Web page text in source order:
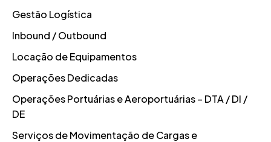
Gestão Logística
Inbound / Outbound
Locação de Equipamentos
Operações Dedicadas
Operações Portuárias e Aeroportuárias – DTA / DI /
DE
Serviços de Movimentação de Cargas e